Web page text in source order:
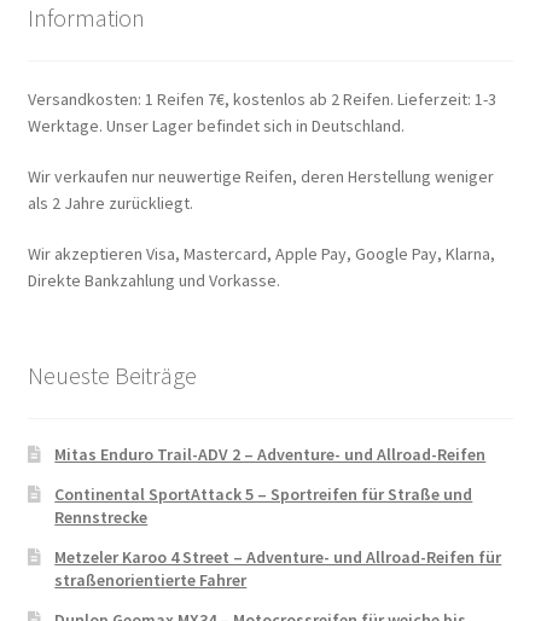
Information
Versandkosten: 1 Reifen 7€, kostenlos ab 2 Reifen. Lieferzeit: 1-3
Werktage. Unser Lager befindet sich in Deutschland.
Wir verkaufen nur neuwertige Reifen, deren Herstellung weniger
als 2 Jahre zurückliegt.
Wir akzeptieren Visa, Mastercard, Apple Pay, Google Pay, Klarna,
Direkte Bankzahlung und Vorkasse.
Neueste Beiträge
Mitas Enduro Trail-ADV 2 – Adventure- und Allroad-Reifen
Continental SportAttack 5 – Sportreifen für Straße und
Rennstrecke
Metzeler Karoo 4 Street – Adventure- und Allroad-Reifen für
straßenorientierte Fahrer